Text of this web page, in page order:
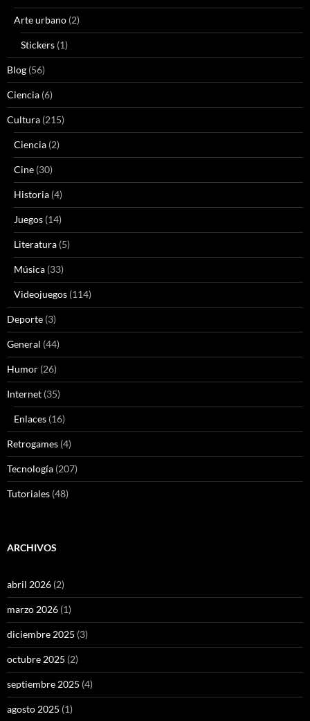
Arte urbano (2)
Stickers (1)
Blog (56)
Ciencia (6)
Cultura (215)
Ciencia (2)
Cine (30)
Historia (4)
Juegos (14)
Literatura (5)
Música (33)
Videojuegos (114)
Deporte (3)
General (44)
Humor (26)
Internet (35)
Enlaces (16)
Retrogames (4)
Tecnología (207)
Tutoriales (48)
ARCHIVOS
abril 2026 (2)
marzo 2026 (1)
diciembre 2025 (3)
octubre 2025 (2)
septiembre 2025 (4)
agosto 2025 (1)